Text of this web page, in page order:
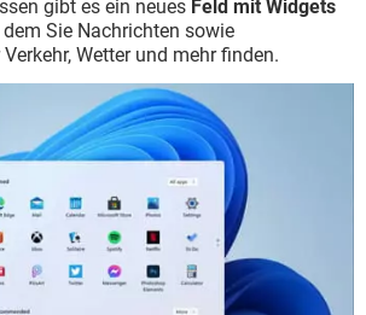
gibt es ein neues Feld mit Widgets
Sie Nachrichten sowie
Wetter und mehr finden.